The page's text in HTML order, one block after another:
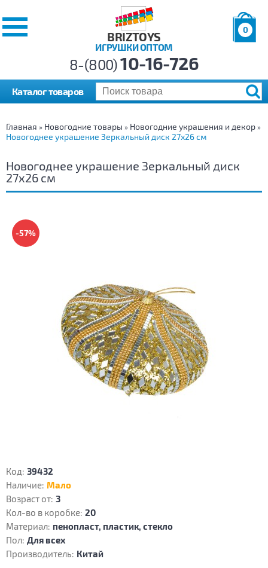
BRIZTOYS
ИГРУШКИ ОПТОМ
0
р.
8-(800)10-16-726
Каталог товаров
Главная » Новогодние товары » Новогодние украшения и декор »
Новогоднее украшение Зеркальный диск 27х26 см
Новогоднее украшение Зеркальный диск
27х26 см
-57%
Код: 39432
Наличие: Мало
Возраст от: 3
Кол-во в коробке: 20
Материал: пенопласт, пластик, стекло
Пол: Для всех
Производитель: Китай